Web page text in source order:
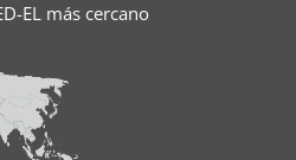
EL más cercano